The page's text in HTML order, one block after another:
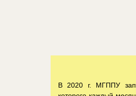
В 2020 г. МГППУ